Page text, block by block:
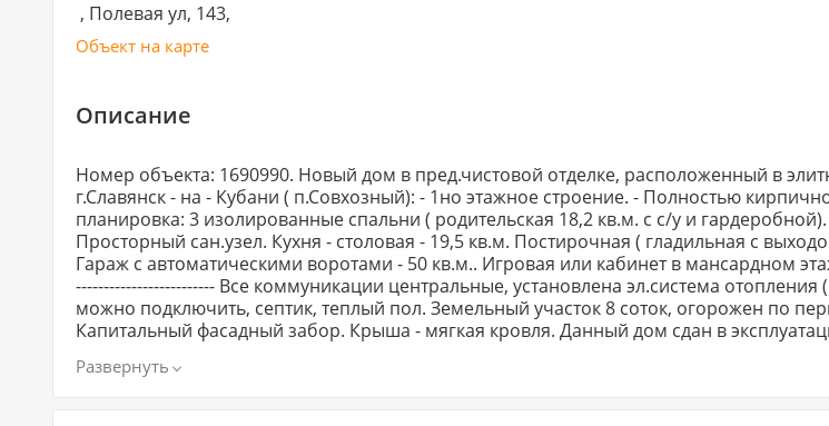
, Полевая ул, 143,
Объект на карте
Описание
Номер объекта: 1690990. Новый дом в пред.чистовой отделке, расположенный в
г.Славянск - на - Кубани ( п.Совхозный): - 1но этажное строение. - Полностью
планировка: 3 изолированные спальни ( родительская 18,2 кв.м. с с/у и гардеробной).
Просторный сан.узел. Кухня - столовая - 19,5 кв.м. Постирочная ( гладильная с
Гараж с автоматическими воротами - 50 кв.м.. Игровая или кабинет в мансардном
------------------------- Все коммуникации центральные, установлена эл.система
можно подключить, септик, теплый пол. Земельный участок 8 соток, огорожен по
Капитальный фасадный забор. Крыша - мягкая кровля. Данный дом сдан в эксплуатацию. Возможно